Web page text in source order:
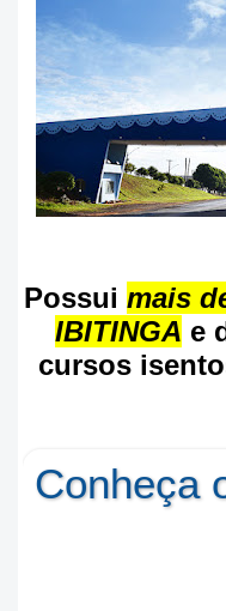
Possui mais
IBITINGA e
cursos